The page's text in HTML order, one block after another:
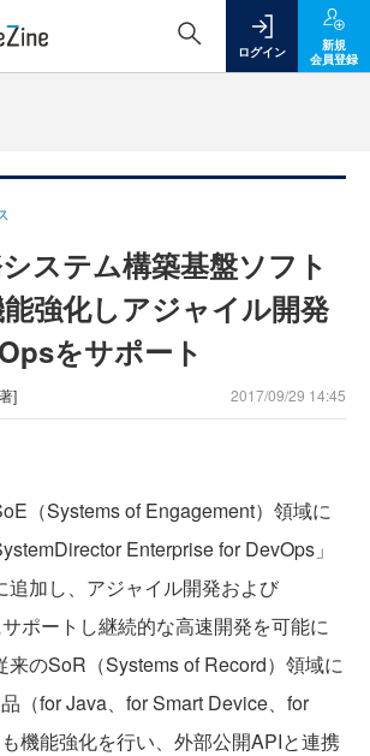
ログイン
新規
会員登録
ステム構築基盤ソフト
強化しアジャイル開発
をサポート
] 2017/09/29 14:45
（Systems of Engagement）領域に
Enterprise for DevOps」
追加し、アジャイル開発および
ポートし継続的な高速開発を可能に
来のSoR（Systems of Record）領域に
（for Java、for Smart Device、for
機能強化を行い、外部公開APIと連携